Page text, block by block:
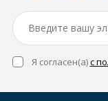
Я согласен(a)с